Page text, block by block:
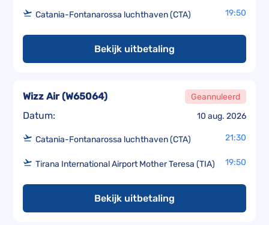
Catania-Fontanarossa luchthaven (CTA) 19:50
Bekijk uitbetaling
Datum: 10 aug. 2026
Wizz Air(W65064) Geannuleerd
Catania-Fontanarossa luchthaven (CTA) 21:30
Tirana International Airport Mother Teresa (TIA) 19:50
Bekijk uitbetaling